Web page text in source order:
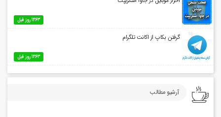
1463 روز قبل
گرفتن بکاپ از اکانت تلگرام
1463 روز قبل
آرشیو مطالب